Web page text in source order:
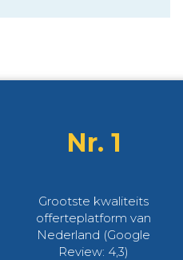
Nr. 1
Grootste kwaliteits
offerteplatform van
Nederland (Google
Review: 4,3)